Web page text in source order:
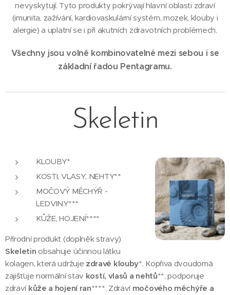
nevyskytují. Tyto produkty pokrývají hlavní oblasti zdraví
(imunita, zažívání, kardiovaskulární systém, mozek, klouby i
alergie) a uplatní se i při akutních zdravotních problémech.
Všechny jsou volně kombinovatelné mezi sebou i se
základní řadou Pentagramu.
Skeletin
KLOUBY*
KOSTI, VLASY, NEHTY**
MOČOVÝ MĚCHÝŘ -
LEDVINY***
KŮŽE, HOJENÍ****
Přírodní produkt (doplněk stravy)
Skeletin obsahuje účinnou látku
kolagen, která udržuje zdravé klouby*. Kopřiva dvoudomá
zajišťuje normální stav kostí, vlasů a nehtů**, podporuje
zdraví kůže a hojení ran****. Zdraví močového měchýře a